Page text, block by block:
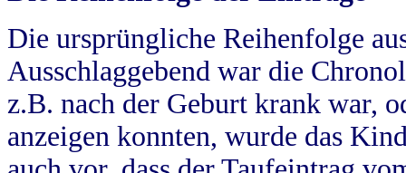
Die ursprüngliche Reihenfolge
Ausschlaggebend war die
z.B. nach der Geburt krank war,
anzeigen konnten, wurde das